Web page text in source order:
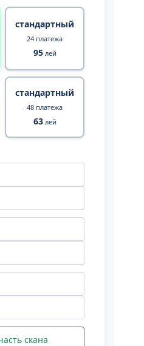
стандартный
24 платежа
95лей
стандартный
48 платежа
63лей
скана